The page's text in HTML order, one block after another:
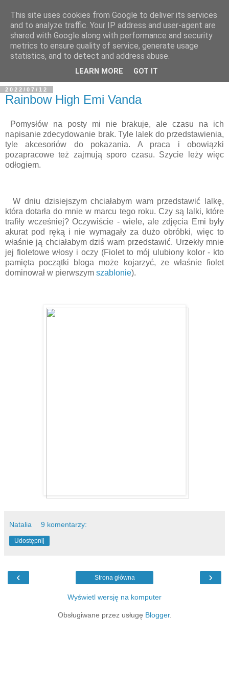
BFashions
2022/07/12
Rainbow High Emi Vanda
Pomysłów na posty mi nie brakuje, ale czasu na ich
napisanie zdecydowanie brak. Tyle lalek do przedstawienia,
tyle akcesoriów do pokazania. A praca i obowiązki
pozapracowe też zajmują sporo czasu. Szycie leży więc
odłogiem.
W dniu dzisiejszym chciałabym wam przedstawić lalkę,
która dotarła do mnie w marcu tego roku. Czy są lalki, które
trafiły wcześniej? Oczywiście - wiele, ale zdjęcia Emi były
akurat pod ręką i nie wymagały za dużo obróbki, więc to
właśnie ją chciałabym dziś wam przedstawić. Urzekły mnie
jej fioletowe włosy i oczy (Fiolet to mój ulubiony kolor - kto
pamięta początki bloga może kojarzyć, ze właśnie fiolet
dominował w pierwszym szablonie).
Natalia 9 komentarzy:
Udostępnij
‹ ›
Strona główna
Wyświetl wersję na komputer
Obsługiwane przez usługę Blogger.
This site uses cookies from Google to deliver its services
and to analyze traffic. Your IP address and user-agent are
shared with Google along with performance and security
metrics to ensure quality of service, generate usage
statistics, and to detect and address abuse.
LEARN MORE GOT IT